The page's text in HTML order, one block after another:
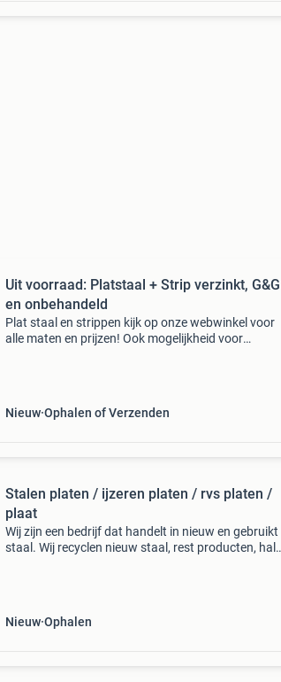
Uit voorraad: Platstaal + Strip verzinkt, G&G
en onbehandeld
Plat staal en strippen kijk op onze webwinkel voor
alle maten en prijzen! Ook mogelijkheid voor
Nieuw Ophalen of Verzenden
Stalen platen / ijzeren platen / rvs platen /
plaat
Wij zijn een bedrijf dat handelt in nieuw en gebruikt
staal. Wij recyclen nieuw staal, rest producten, half
Nieuw Ophalen